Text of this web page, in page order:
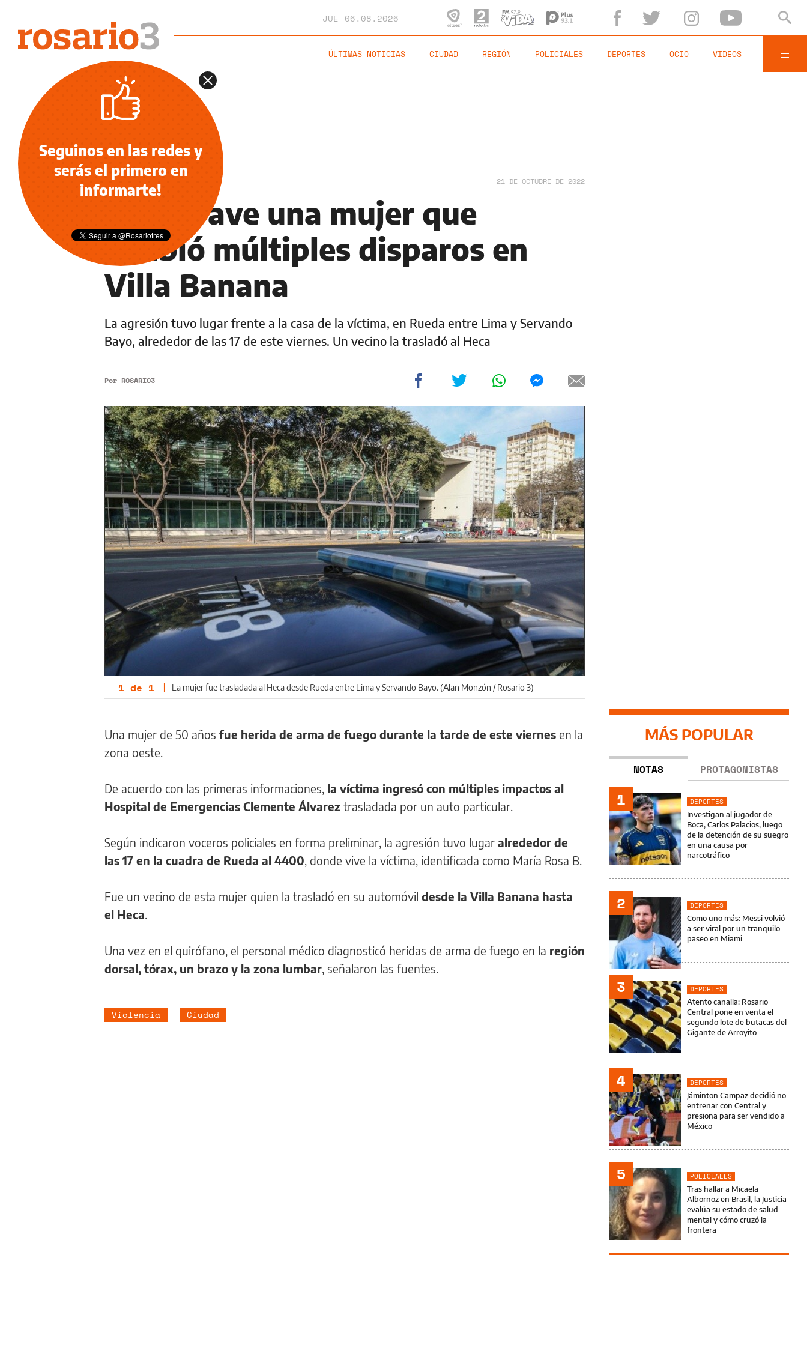
JUE 06.08.2026
ÚLTIMAS NOTICIAS CIUDAD REGIÓN POLICIALES DEPORTES OCIO VIDEOS
POLICIALES 21 DE OCTUBRE DE 2022
Está grave una mujer que
recibió múltiples disparos en
Villa Banana
La agresión tuvo lugar frente a la casa de la víctima, en Rueda entre Lima y Servando
Bayo, alrededor de las 17 de este viernes. Un vecino la trasladó al Heca
Por ROSARIO3
1 de 1 | La mujer fue trasladada al Heca desde Rueda entre Lima y Servando Bayo. (Alan Monzón / Rosario 3)
Una mujer de 50 años fue herida de arma de fuego durante la tarde de este viernes en la
zona oeste.
De acuerdo con las primeras informaciones, la víctima ingresó con múltiples impactos al
Hospital de Emergencias Clemente Álvarez trasladada por un auto particular.
Según indicaron voceros policiales en forma preliminar, la agresión tuvo lugar alrededor de
las 17 en la cuadra de Rueda al 4400 , donde vive la víctima, identificada como María Rosa B.
Fue un vecino de esta mujer quien la trasladó en su automóvil desde la Villa Banana hasta
el Heca
Una vez en el quirófano, el personal médico diagnosticó heridas de arma de fuego en la región
dorsal, tórax, un brazo y la zona lumbar , señalaron las fuentes.
Violencia Ciudad
MÁS POPULAR
NOTAS PROTAGONISTAS
1
DEPORTES
Investigan al jugador de
Boca, Carlos Palacios, luego
de la detención de su suegro
en una causa por
narcotráfico
2
DEPORTES
Como uno más: Messi volvió
a ser viral por un tranquilo
paseo en Miami
3
DEPORTES
Atento canalla: Rosario
Central pone en venta el
segundo lote de butacas del
Gigante de Arroyito
4
DEPORTES
Jáminton Campaz decidió no
entrenar con Central y
presiona para ser vendido a
México
5
POLICIALES
Tras hallar a Micaela
Albornoz en Brasil, la Justicia
evalúa su estado de salud
mental y cómo cruzó la
frontera
Seguinos en las redes y
serás el primero en
informarte!